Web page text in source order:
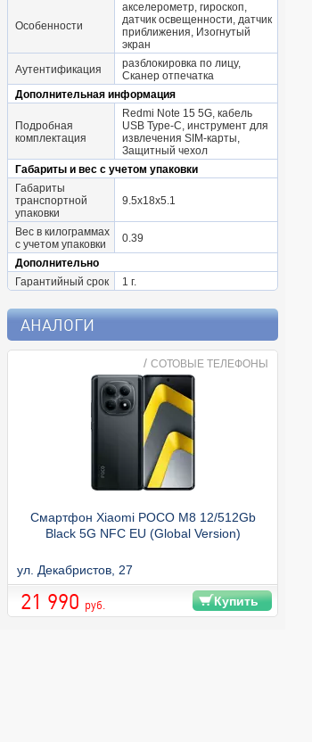
Особенности
акселерометр, гироскоп,
датчик освещенности, датчик
приближения, Изогнутый
экран
Аутентификация
разблокировка по лицу,
Сканер отпечатка
Дополнительная информация
Подробная
комплектация
Redmi Note 15 5G, кабель
USB Type-C, инструмент для
извлечения SIM-карты,
Защитный чехол
Габариты и вес с учетом упаковки
Габариты
транспортной
упаковки
9.5x18x5.1
Вес в килограммах
с учетом упаковки
0.39
Дополнительно
Гарантийный срок
1 г.
АНАЛОГИ
/ СОТОВЫЕ ТЕЛЕФОНЫ
Смартфон Xiaomi POCO M8 12/512Gb
Black 5G NFC EU (Global Version)
ул. Декабристов, 27
21 990 руб. Купить